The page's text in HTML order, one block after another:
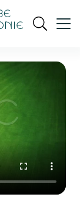
Ouvrir